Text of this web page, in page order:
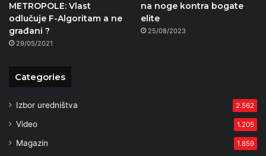
METROPOLE: Vlast
odlučuje F-Algoritam a ne
građani ?
29/05/2021
na noge kontra bogate
elite
25/08/2023
Categories
Izbor uredništva 2.562
Video 1.205
Magazin 1.859